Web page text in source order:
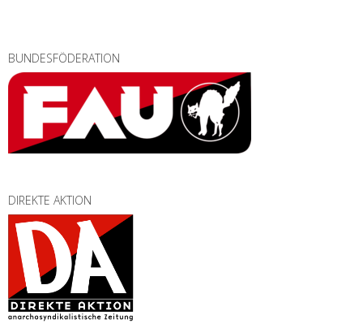
BUNDESFÖDERATION
DIREKTE AKTION